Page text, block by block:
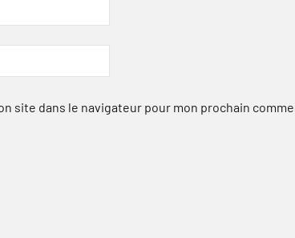
site dans le navigateur pour mon prochain